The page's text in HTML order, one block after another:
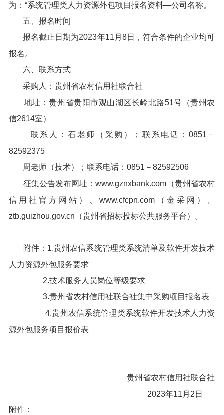
为：“系统管理类人力资源外包项目报名资料—公司名称。
五、报名时间
报名截止日期为2023年11月8日，符合条件的企业均可
报名。
六、联系方式
采购人：贵州省农村信用社联合社
地址：贵州省贵阳市观山湖区长岭北路51号（贵州农
信2614室）
联系人：石老师（采购）；联系电话：0851－
82592375
周老师（技术）；联系电话：0851－82592506
征集公告发布网址：www.gznxbank.com（贵州省农村
信用社官方网站）、www.cfcpn.com（金采网）、
ztb.guizhou.gov.cn（贵州省招标投标公共服务平台）。
附件：1.贵州农信系统管理类系统清单及软件开发技术
人力资源外包服务要求
2.技术服务人员岗位等级要求
3.贵州省农村信用社联合社集中采购项目报名表
4.贵州农信系统管理类系统软件开发技术人力资
源外包服务项目报价表
贵州省农村信用社联合社
2023年11月2日
附件：